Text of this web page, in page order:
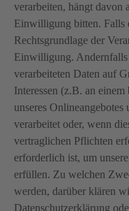
verarbeiten, hängt davon
Einwilligung bitten. Falls
Rechtsgrundlage der
Einwilligung.
verarbeiteten Daten auf
Interessen (z.B. an
unseres
verarbeitet oder, wenn
vertraglichen Pflichten
erforderlich ist, um
erfüllen. Zu welchen
werden, darüber klären
Datenschutzerklärung